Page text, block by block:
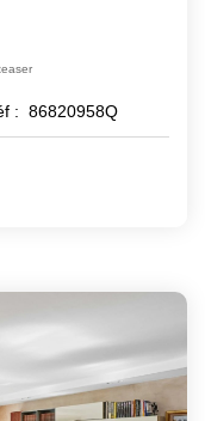
: 86820958Q